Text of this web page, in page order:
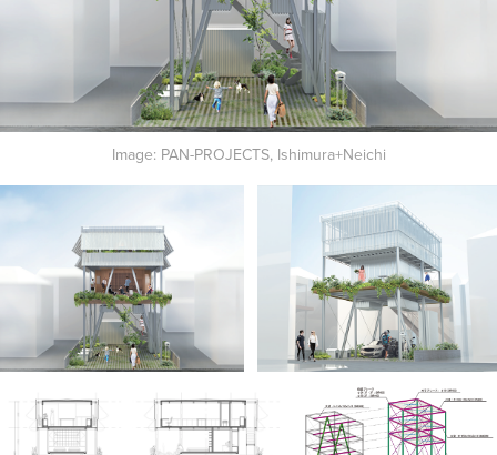
Image: PAN-PROJECTS, Ishimura+Neichi